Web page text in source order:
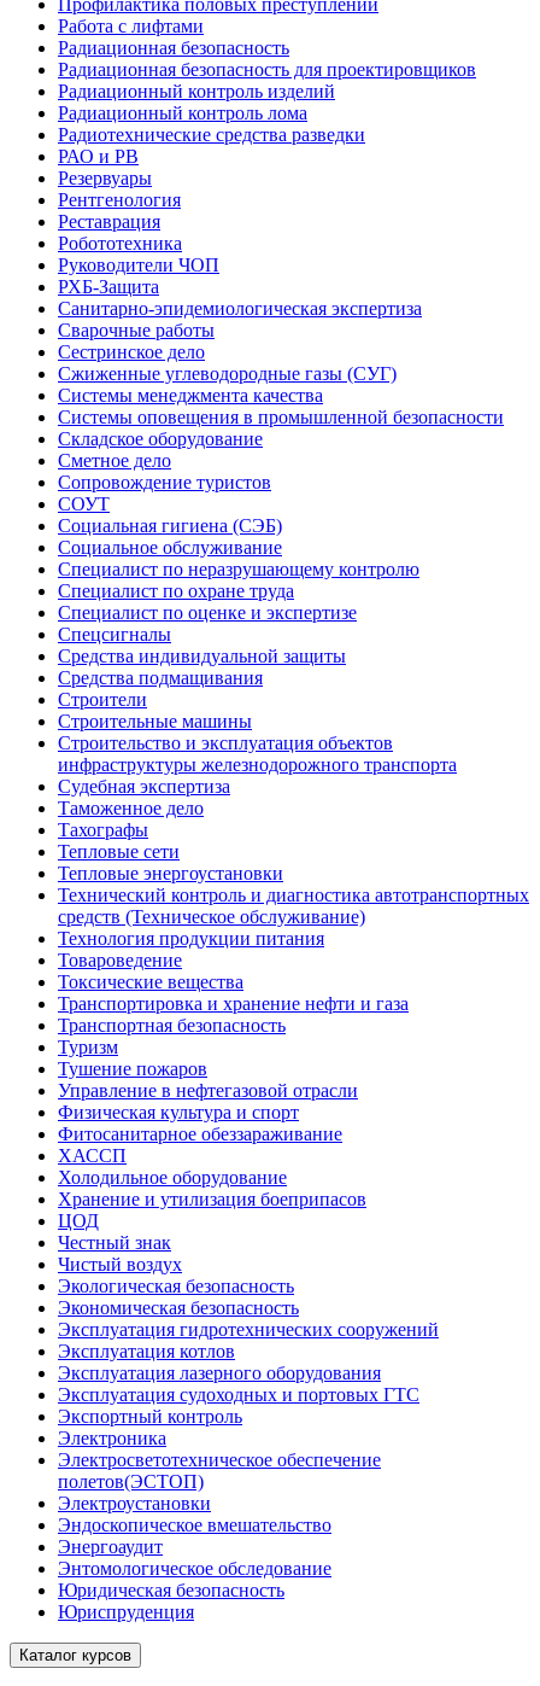
Профилактика половых преступлений
Работа с лифтами
Радиационная безопасность
Радиационная безопасность для проектировщиков
Радиационный контроль изделий
Радиационный контроль лома
Радиотехнические средства разведки
РАО и РВ
Резервуары
Рентгенология
Реставрация
Робототехника
Руководители ЧОП
РХБ-Защита
Санитарно-эпидемиологическая экспертиза
Сварочные работы
Сестринское дело
Сжиженные углеводородные газы (СУГ)
Системы менеджмента качества
Системы оповещения в промышленной безопасности
Складское оборудование
Сметное дело
Сопровождение туристов
СОУТ
Социальная гигиена (СЭБ)
Социальное обслуживание
Специалист по неразрушающему контролю
Специалист по охране труда
Специалист по оценке и экспертизе
Спецсигналы
Средства индивидуальной защиты
Средства подмащивания
Строители
Строительные машины
Строительство и эксплуатация объектов
инфраструктуры железнодорожного транспорта
Судебная экспертиза
Таможенное дело
Тахографы
Тепловые сети
Тепловые энергоустановки
Технический контроль и диагностика автотранспортных
средств (Техническое обслуживание)
Технология продукции питания
Товароведение
Токсические вещества
Транспортировка и хранение нефти и газа
Транспортная безопасность
Туризм
Тушение пожаров
Управление в нефтегазовой отрасли
Физическая культура и спорт
Фитосанитарное обеззараживание
ХАССП
Холодильное оборудование
Хранение и утилизация боеприпасов
ЦОД
Честный знак
Чистый воздух
Экологическая безопасность
Экономическая безопасность
Эксплуатация гидротехнических сооружений
Эксплуатация котлов
Эксплуатация лазерного оборудования
Эксплуатация судоходных и портовых ГТС
Экспортный контроль
Электроника
Электросветотехническое обеспечение
полетов(ЭСТОП)
Электроустановки
Эндоскопическое вмешательство
Энергоаудит
Энтомологическое обследование
Юридическая безопасность
Юриспруденция
Каталог курсов